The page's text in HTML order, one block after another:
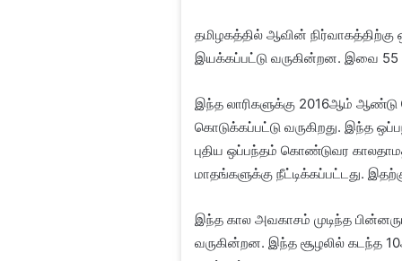
தமிழகத்தில் ஆவின்
இயக்கப்பட்டு வருகின்றன. இவை 55
இந்த லாரிகளுக்கு 2016ஆம்
கொடுக்கப்பட்டு வருகிறது. இந்த
புதிய ஒப்பந்தம் கொண்டுவர
மாதங்களுக்கு நீட்டிக்கப்பட்டது.
இந்த கால அவகாசம் முடிந்த
வருகின்றன. இந்த சூழலில் கடந்த